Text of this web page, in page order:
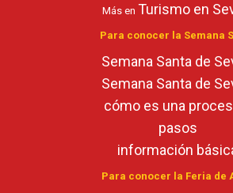
Más en Turismo en
Para conocer la Semana
Semana Santa de
Semana Santa de
cómo es una
pasos
información
Para conocer la Feria de